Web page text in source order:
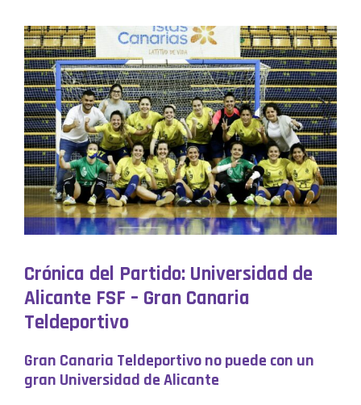
Crónica del Partido: Universidad de
Alicante FSF – Gran Canaria
Teldeportivo
Gran Canaria Teldeportivo no puede con un
gran Universidad de Alicante